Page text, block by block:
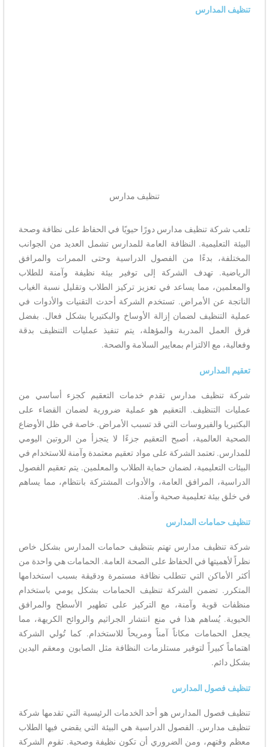
تنظيف المدارس
تنظيف مدارس
تلعب شركة تنظيف مدارس دورًا حيويًا في الحفاظ على نظافة وصحة
البيئة التعليمية. النظافة العامة للمدارس تشمل العديد من الجوانب
المختلفة، بدءًا من الفصول الدراسية وحتى الممرات والمرافق
الرياضية. تهدف الشركة إلى توفير بيئة نظيفة وآمنة للطلاب
والمعلمين، مما يساعد في تعزيز تركيز الطلاب وتقليل نسبة الغياب
الناتجة عن الأمراض. تستخدم الشركة أحدث التقنيات والأدوات في
عملية التنظيف لضمان إزالة الأوساخ والبكتيريا بشكل فعال. بفضل
فرق العمل المدربة والمؤهلة، يتم تنفيذ عمليات التنظيف بدقة
وفعالية، مع الالتزام بمعايير السلامة والصحة.
تعقيم المدارس
شركة تنظيف مدارس تقدم خدمات التعقيم كجزء أساسي من
عمليات التنظيف. التعقيم هو عملية ضرورية لضمان القضاء على
البكتيريا والفيروسات التي قد تسبب الأمراض. خاصة في ظل الأوضاع
الصحية العالمية، أصبح التعقيم جزءًا لا يتجزأ من الروتين اليومي
للمدارس. تعتمد الشركة على مواد تعقيم معتمدة وآمنة للاستخدام في
البيئات التعليمية، لضمان حماية الطلاب والمعلمين. يتم تعقيم الفصول
الدراسية، المرافق العامة، والأدوات المشتركة بانتظام، مما يساهم
في خلق بيئة تعليمية صحية وآمنة.
تنظيف حمامات المدارس
شركة تنظيف مدارس تهتم بتنظيف حمامات المدارس بشكل خاص
نظراً لأهميتها في الحفاظ على الصحة العامة. الحمامات هي واحدة من
أكثر الأماكن التي تتطلب نظافة مستمرة ودقيقة بسبب استخدامها
المتكرر. تضمن الشركة تنظيف الحمامات بشكل يومي باستخدام
منظفات قوية وآمنة، مع التركيز على تطهير الأسطح والمرافق
الحيوية. يُساهم هذا في منع انتشار الجراثيم والروائح الكريهة، مما
يجعل الحمامات مكاناً آمناً ومريحاً للاستخدام. كما تُولي الشركة
اهتماماً كبيراً لتوفير مستلزمات النظافة مثل الصابون ومعقم اليدين
بشكل دائم.
تنظيف فصول المدارس
تنظيف فصول المدارس هو أحد الخدمات الرئيسية التي تقدمها شركة
تنظيف مدارس. الفصول الدراسية هي البيئة التي يقضي فيها الطلاب
معظم وقتهم، ومن الضروري أن تكون نظيفة وصحية. تقوم الشركة